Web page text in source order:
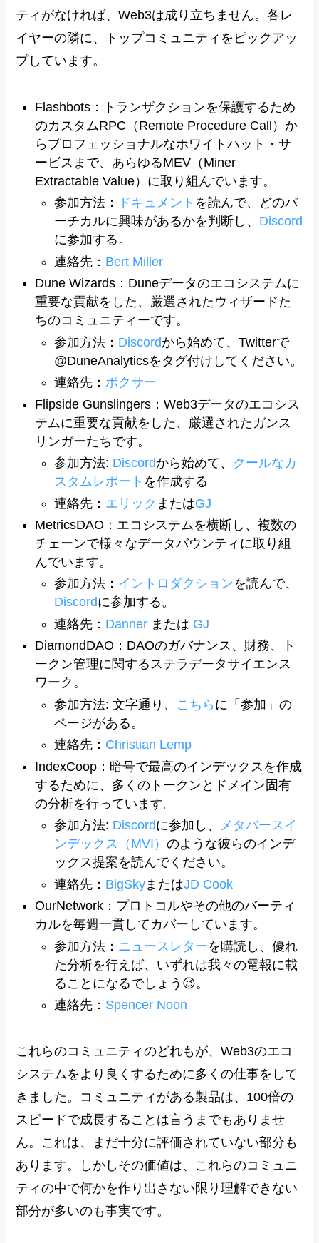
ティがなければ、Web3は成り立ちません。各レ
イヤーの隣に、トップコミュニティをピックアッ
プしています。
Flashbots：トランザクションを保護するため
のカスタムRPC（Remote Procedure Call）か
らプロフェッショナルなホワイトハット・サ
ービスまで、あらゆるMEV（Miner
Extractable Value）に取り組んでいます。
参加方法：
ドキュメント を読んで、どのバ
ーチカルに興味があるかを判断し、 Discord
に参加する。
連絡先： Bert Miller
Dune Wizards：Duneデータのエコシステムに
重要な貢献をした、厳選されたウィザードた
ちのコミュニティーです。
参加方法： Discordから始めて、Twitterで
@DuneAnalyticsをタグ付けしてください。
連絡先： ボクサー
Flipside Gunslingers：Web3データのエコシス
テムに重要な貢献をした、厳選されたガンス
リンガーたちです。
参加方法: Discordから始めて、 クールなカ
スタムレポート を作成する
連絡先： エリック またはGJ
MetricsDAO：エコシステムを横断し、複数の
チェーンで様々なデータバウンティに取り組
んでいます。
参加方法： イントロダクションを読んで、
Discordに参加する。
連絡先： Danner または GJ
DiamondDAO：DAOのガバナンス、財務、ト
ークン管理に関するステラデータサイエンス
ワーク。
参加方法: 文字通り、 こちら に「参加」の
ページがある。
連絡先： Christian Lemp
IndexCoop：暗号で最高のインデックスを作成
するために、多くのトークンとドメイン固有
の分析を行っています。
参加方法: Discordに参加し、 メタバースイ
ンデックス（MVI）のような彼らのインデ
ックス提案を読んでください。
連絡先： BigSky またはJD Cook
OurNetwork：プロトコルやその他のバーティ
カルを毎週一貫してカバーしています。
参加方法： ニュースレターを購読し、優れ
た分析を行えば、いずれは我々の電報に載
ることになるでしょう😉。
連絡先： Spencer Noon
これらのコミュニティのどれもが、Web3のエコ
システムをより良くするために多くの仕事をして
きました。コミュニティがある製品は、100倍の
スピードで成長することは言うまでもありませ
ん。これは、まだ十分に評価されていない部分も
あります。しかしその価値は、これらのコミュニ
ティの中で何かを作り出さない限り理解できない
部分が多いのも事実です。